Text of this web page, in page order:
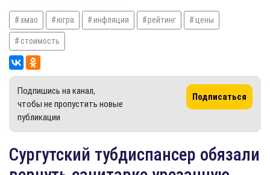
хмао югра инфляция рейтинг цены
стоимость
Подпишись на канал,
чтобы не пропустить новые
публикации
Подписаться
Сургутский тубдиспансер обязали